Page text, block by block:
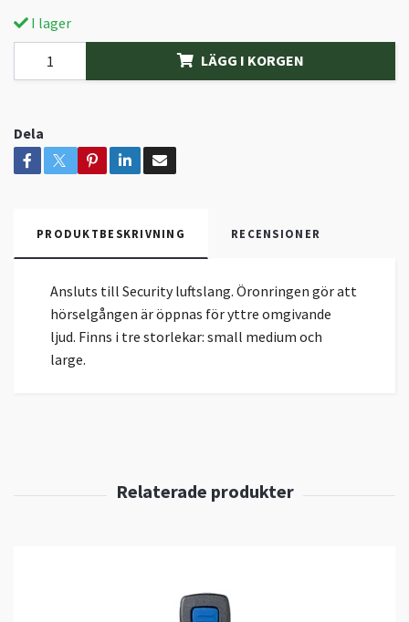
I lager
LÄGG I KORGEN
Dela
PRODUKTBESKRIVNING RECENSIONER
Ansluts till Security luftslang. Öronringen gör att
hörselgången är öppnas för yttre omgivande
ljud. Finns i tre storlekar: small medium och
large.